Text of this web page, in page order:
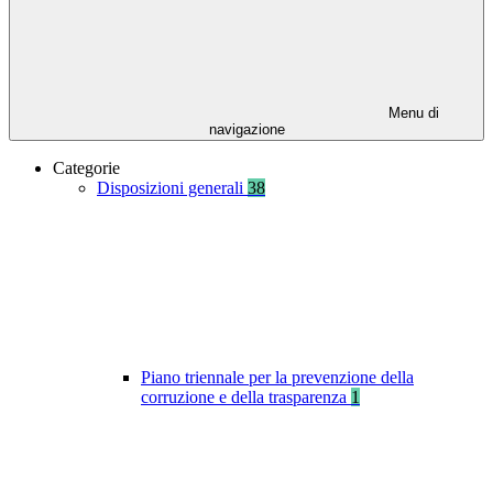
Menu di
navigazione
Categorie
Disposizioni generali 38
Piano triennale per la prevenzione della
corruzione e della trasparenza 1